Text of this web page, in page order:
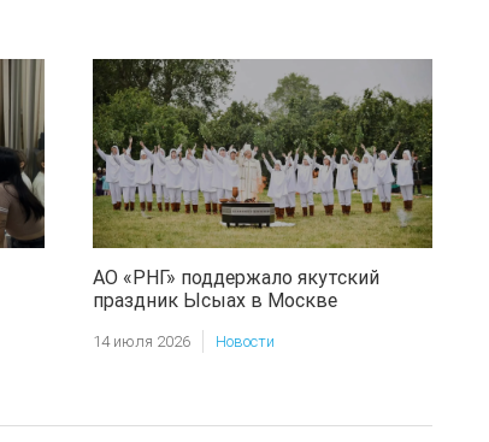
АО «РНГ» поддержало якутский
праздник Ысыах в Москве
14 июля 2026 Новости